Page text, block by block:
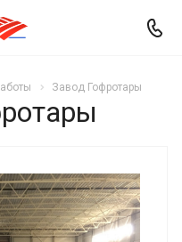
Завод Гофротары